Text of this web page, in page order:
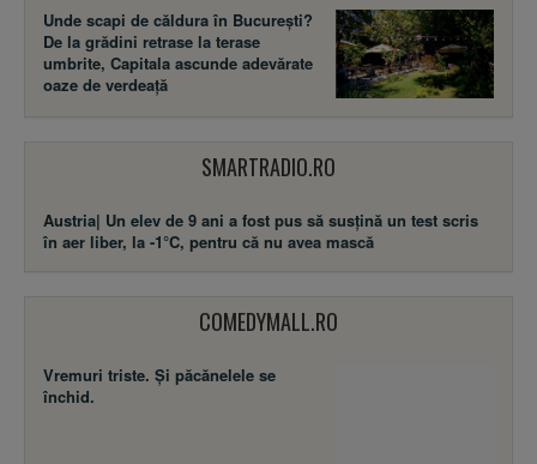
Unde scapi de căldura în București?
De la grădini retrase la terase
umbrite, Capitala ascunde adevărate
oaze de verdeață
SMARTRADIO.RO
Austria| Un elev de 9 ani a fost pus să susţină un test scris
în aer liber, la -1°C, pentru că nu avea mască
COMEDYMALL.RO
Vremuri triste. Şi păcănelele se
închid.